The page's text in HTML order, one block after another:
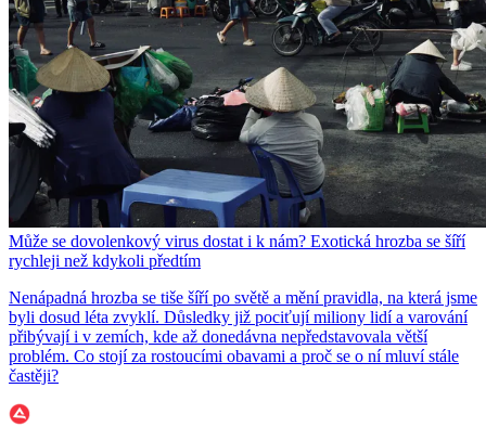
Může se dovolenkový virus dostat i k nám? Exotická hrozba se šíří
rychleji než kdykoli předtím
Nenápadná hrozba se tiše šíří po světě a mění pravidla, na která jsme
byli dosud léta zvyklí. Důsledky již pociťují miliony lidí a varování
přibývají i v zemích, kde až donedávna nepředstavovala větší
problém. Co stojí za rostoucími obavami a proč se o ní mluví stále
častěji?